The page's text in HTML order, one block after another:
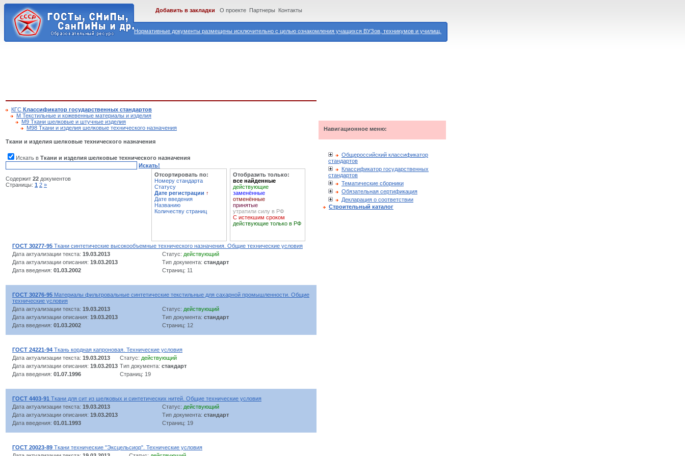
Нормативные документы размещены исключительно с целью ознакомления учащихся ВУЗов, техникумов и училищ.
Добавить в закладки О проекте Партнеры Контакты
КГС Классификатор государственных стандартов
М Текстильные и кожевенные материалы и изделия
М9 Ткани шелковые и штучные изделия
М98 Ткани и изделия шелковые технического назначения
Ткани и изделия шелковые технического назначения
Искать в Ткани и изделия шелковые технического назначения
Искать!
Содержит 22 документов
Страницы: 1 2 »
Отсортировать по:
Номеру стандарта
Статусу
Дате регистрации ↑
Дате введения
Названию
Количеству страниц
Отобразить только:
все найденные
действующие
заменённые
отменённые
принятые
утратили силу в РФ
С истекшим сроком
действующие только в РФ
ГОСТ 30277-95 Ткани синтетические высокообъемные технического назначения. Общие технические условия
Дата актуализации текста: 19.03.2013 Статус: действующий
Дата актуализации описания: 19.03.2013 Тип документа: стандарт
Дата введения: 01.03.2002 Страниц: 11
ГОСТ 30276-95 Материалы фильтровальные синтетические текстильные для сахарной промышленности. Общие
технические условия
Дата актуализации текста: 19.03.2013 Статус: действующий
Дата актуализации описания: 19.03.2013 Тип документа: стандарт
Дата введения: 01.03.2002 Страниц: 12
ГОСТ 24221-94 Ткань кордная капроновая. Технические условия
Дата актуализации текста: 19.03.2013 Статус: действующий
Дата актуализации описания: 19.03.2013 Тип документа: стандарт
Дата введения: 01.07.1996 Страниц: 19
ГОСТ 4403-91 Ткани для сит из шелковых и синтетических нитей. Общие технические условия
Дата актуализации текста: 19.03.2013 Статус: действующий
Дата актуализации описания: 19.03.2013 Тип документа: стандарт
Дата введения: 01.01.1993 Страниц: 19
ГОСТ 20023-89 Ткани технические "Эксцельсиор". Технические условия
Навигационное меню:
Общероссийский классификатор
стандартов
Классификатор государственных
стандартов
Тематические сборники
Обязательная сертификация
Декларация о соответствии
Строительный каталог